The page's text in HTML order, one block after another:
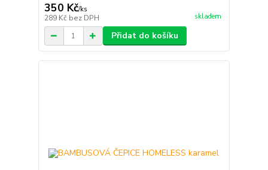
350 Kč/ks
289 Kč bez DPH skladem
Přidat do košíku